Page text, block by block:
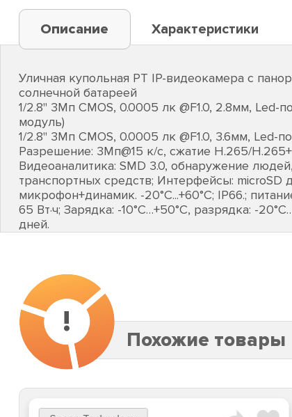
Описание Характеристики
Уличная купольная PT IP-видеокамера с
солнечной батареей
1/2.8" 3Мп CMOS, 0.0005 лк @F1.0, 2.8мм, Led-
модуль)
1/2.8" 3Мп CMOS, 0.0005 лк @F1.0, 3.6мм, Led-
Разрешение: 3Мп@15 к/с, сжатие H.265/H.265+
Видеоаналитика: SMD 3.0, обнаружение
транспортных средств; Интерфейсы: microSD
микрофон+динамик. -20°C...+60°C; IP66.;
65 Вт·ч; Зарядка: -10°C…+50°C, разрядка: -
дней.
!
Похожие товары